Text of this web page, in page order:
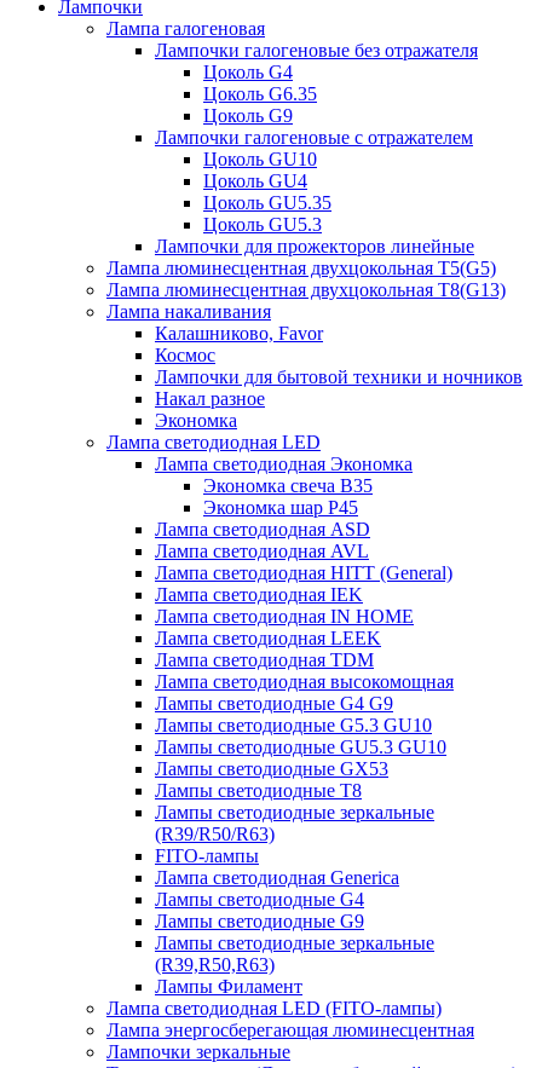
Лампочки
Лампа галогеновая
Лампочки галогеновые без отражателя
Цоколь G4
Цоколь G6.35
Цоколь G9
Лампочки галогеновые с отражателем
Цоколь GU10
Цоколь GU4
Цоколь GU5.35
Цоколь GU5.3
Лампочки для прожекторов линейные
Лампа люминесцентная двухцокольная Т5(G5)
Лампа люминесцентная двухцокольная Т8(G13)
Лампа накаливания
Калашниково, Favor
Космос
Лампочки для бытовой техники и ночников
Накал разное
Экономка
Лампа светодиодная LED
Лампа светодиодная Экономка
Экономка свеча B35
Экономка шар P45
Лампа светодиодная ASD
Лампа светодиодная AVL
Лампа светодиодная HITT (General)
Лампа светодиодная IEK
Лампа светодиодная IN HOME
Лампа светодиодная LEEK
Лампа светодиодная TDM
Лампа светодиодная высокомощная
Лампы светодиодные G4 G9
Лампы светодиодные G5.3 GU10
Лампы светодиодные GU5.3 GU10
Лампы светодиодные GX53
Лампы светодиодные T8
Лампы светодиодные зеркальные
(R39/R50/R63)
FITO-лампы
Лампа светодиодная Generica
Лампы светодиодные G4
Лампы светодиодные G9
Лампы светодиодные зеркальные
(R39,R50,R63)
Лампы Филамент
Лампа светодиодная LED (FITO-лампы)
Лампа энергосберегающая люминесцентная
Лампочки зеркальные